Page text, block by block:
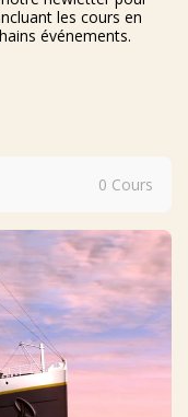
les cours en
événements.
0 Cours